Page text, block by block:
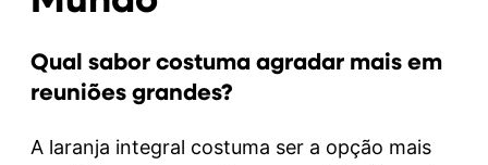
Qual sabor costuma agradar mais em
reuniões grandes?
A laranja integral costuma ser a opção mais